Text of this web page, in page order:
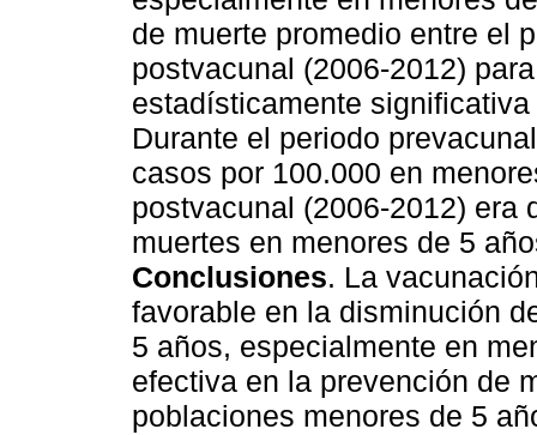
de muerte promedio entre el
postvacunal (2006-2012)
estadísticamente
Durante el periodo
casos por 100.000 en
postvacunal (2006-2012) era
muertes en menores de 5
Conclusiones. La
favorable en la disminución
5 años, especialmente en
efectiva en la prevención de
poblaciones menores de 5